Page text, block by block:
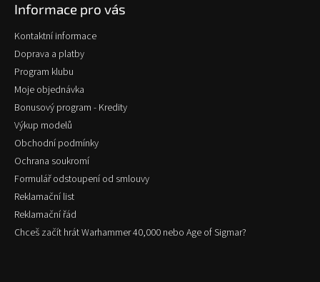
Informace pro vás
Kontaktní informace
Doprava a platby
Program klubu
Moje objednávka
Bonusový program - Kredity
Výkup modelů
Obchodní podmínky
Ochrana soukromí
Formulář odstoupení od smlouvy
Reklamační list
Reklamační řád
Chceš začít hrát Warhammer 40,000 nebo Age of Sigmar?